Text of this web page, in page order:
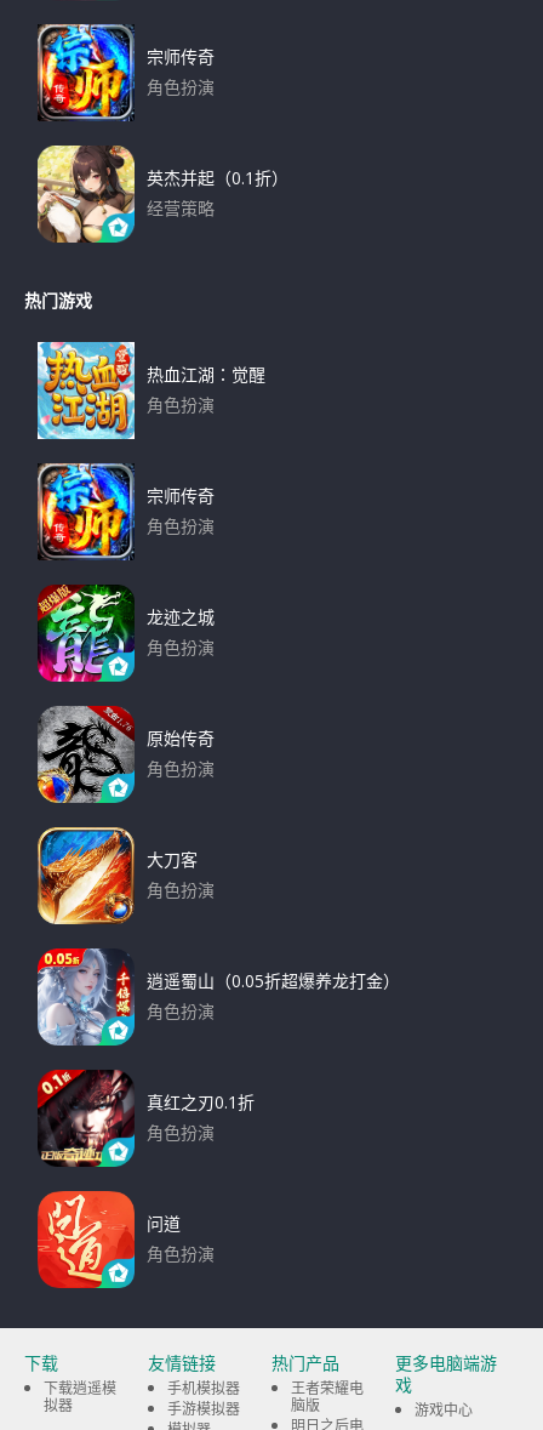
宗师传奇
角色扮演
英杰并起（0.1折）
经营策略
热门游戏
热血江湖：觉醒
角色扮演
宗师传奇
角色扮演
龙迹之城
角色扮演
原始传奇
角色扮演
大刀客
角色扮演
逍遥蜀山（0.05折超爆养龙打金）
角色扮演
真红之刃0.1折
角色扮演
问道
角色扮演
下载
下载逍遥模
拟器
友情链接
手机模拟器
手游模拟器
热门产品
王者荣耀电
脑版
更多电脑端游
戏
游戏中心